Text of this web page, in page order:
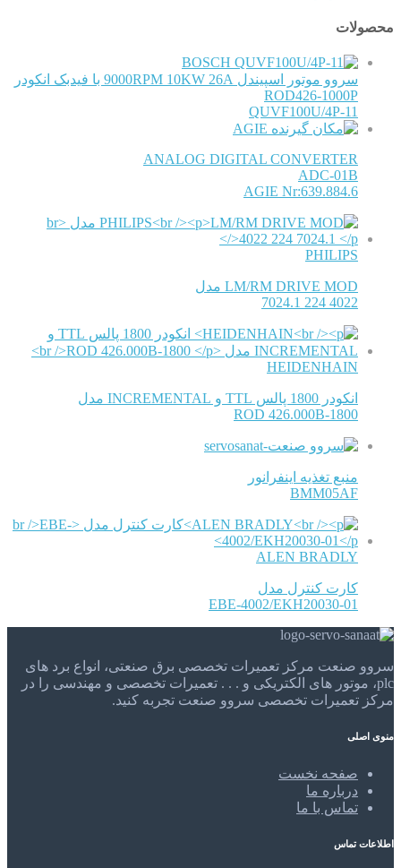
محصولات
BOSCH
سروو موتور اسپیندل 9000RPM 10KW 26A با فیدبک انکودر
ROD426-1000P
QUVF100U/4P-11
AGIE
ANALOG DIGITAL CONVERTER
ADC-01B
AGIE Nr:639.884.6
PHILIPS
LM/RM DRIVE MOD مدل
4022 224 7024.1
HEIDENHAIN
انکودر 1800 پالس TTL و INCREMENTAL مدل
ROD 426.000B-1800
منبع تغذیه اینفرانور
BMM05AF
ALEN BRADLY
کارت کنترل مدل
EBE-4002/EKH20030-01
سروو صنعت مرکز تعمیرات تخصصی برق صنعتی، انواع برد های
plc، موتور های الکتریکی و . . . تعمیرات تخصصی و مهندسی را در
مرکز تعمیرات تخصصی سروو صنعت تجربه کنید.
منوی اصلی
صفحه نخست
درباره ما
تماس با ما
اطلاعات تماس